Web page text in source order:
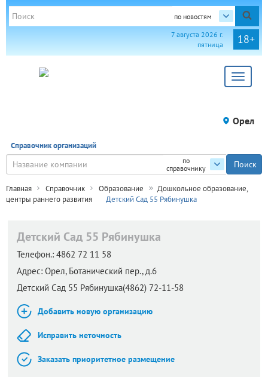
по новостям
18+
7 августа 2026 г.
пятница
Toggle
Орел
Справочник организаций
по
справочнику
Главная Справочник Образование
Дошкольное образование,
центры раннего развития
Детский Сад 55 Рябинушка
Детский Сад 55 Рябинушка
Телефон.: 4862 72 11 58
Адрес: Орел, Ботанический пер., д.6
Детский Сад 55 Рябинушка(4862) 72-11-58
Добавить новую организацию
Исправить неточность
Заказать приоритетное размещение